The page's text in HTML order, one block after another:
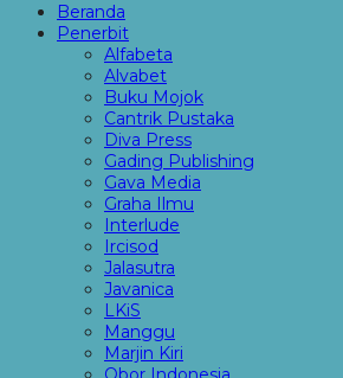
Beranda
Penerbit
Alfabeta
Alvabet
Buku Mojok
Cantrik Pustaka
Diva Press
Gading Publishing
Gava Media
Graha Ilmu
Interlude
Ircisod
Jalasutra
Javanica
LKiS
Manggu
Marjin Kiri